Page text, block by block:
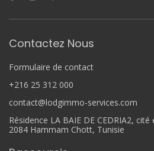
Contactez Nous
Formulaire de contact
+216 25 312 000
contact@lodgimmo-services.com
Résidence LA BAIE DE CEDRIA2, cité
2084 Hammam Chott, Tunisie